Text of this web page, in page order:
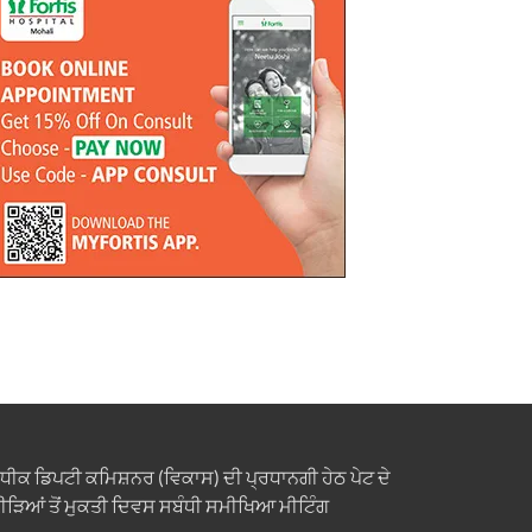
ਡਿਪਟੀ ਕਮਿਸ਼ਨਰ (ਵਿਕਾਸ) ਦੀ ਪ੍ਰਧਾਨਗੀ ਹੇਠ ਪੇਟ ਦੇ
ਤੋਂ ਮੁਕਤੀ ਦਿਵਸ ਸਬੰਧੀ ਸਮੀਖਿਆ ਮੀਟਿੰਗ